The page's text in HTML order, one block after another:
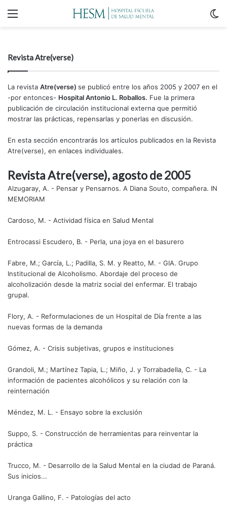
Revista Atre(verse)
La revista Atre(verse) se publicó entre los años 2005 y 2007 en el
-por entonces- Hospital Antonio L. Roballos. Fue la primera
publicación de circulación institucional externa que permitió
mostrar las prácticas, repensarlas y ponerlas en discusión.
En esta sección encontrarás los artículos publicados en la Revista
Atre(verse), en enlaces individuales.
Revista Atre(verse), agosto de 2005
Alzugaray, A. - Pensar y Pensarnos. A Diana Souto, compañera. IN
MEMORIAM
Cardoso, M. - Actividad física en Salud Mental
Entrocassi Escudero, B. - Perla, una joya en el basurero
Fabre, M.; García, L.; Padilla, S. M. y Reatto, M. - GIA. Grupo
Institucional de Alcoholismo. Abordaje del proceso de
alcoholización desde la matriz social del enfermar. El trabajo
grupal.
Flory, A. - Reformulaciones de un Hospital de Día frente a las
nuevas formas de la demanda
Gómez, A. - Crisis subjetivas, grupos e instituciones
Grandoli, M.; Martínez Tapia, L.; Miño, J. y Torrabadella, C. - La
información de pacientes alcohólicos y su relación con la
reinternación
Méndez, M. L. - Ensayo sobre la exclusión
Suppo, S. - Construcción de herramientas para reinventar la
práctica
Trucco, M. - Desarrollo de la Salud Mental en la ciudad de Paraná.
Sus inicios...
Uranga Gallino, F. - Patologías del acto